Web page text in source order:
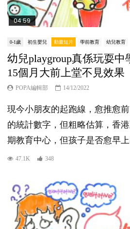
04:59
0-1歲 初生嬰兒 動畫短片 學前教育 幼兒教育
幼兒playgroup真係玩耍
15個月大前上堂不見效果
POPA編輯部 14/12/2022
現今小朋友的起跑線，愈推愈
的統計數字，但粗略估算，香
期教育中心，但孩子是否愈早
47.1K 348